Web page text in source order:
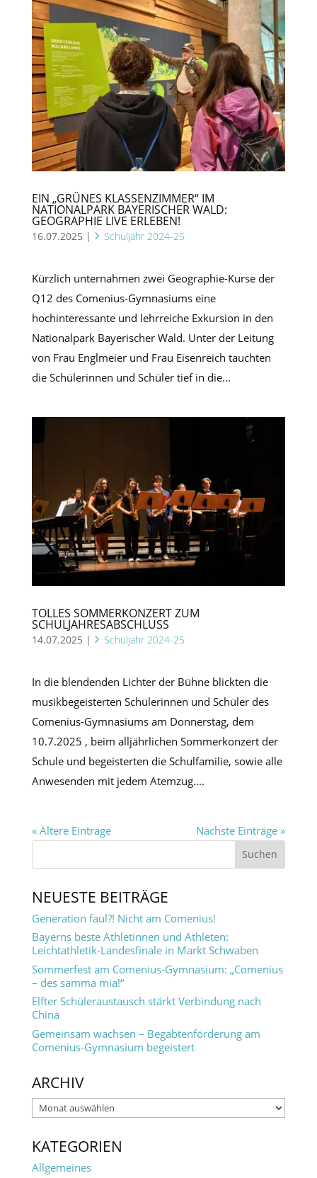
EIN „GRÜNES KLASSENZIMMER“ IM
NATIONALPARK BAYERISCHER WALD:
GEOGRAPHIE LIVE ERLEBEN!
16.07.2025 | Schuljahr 2024-25
Kürzlich unternahmen zwei Geographie-Kurse der
Q12 des Comenius-Gymnasiums eine
hochinteressante und lehrreiche Exkursion in den
Nationalpark Bayerischer Wald. Unter der Leitung
von Frau Englmeier und Frau Eisenreich tauchten
die Schülerinnen und Schüler tief in die...
TOLLES SOMMERKONZERT ZUM
SCHULJAHRESABSCHLUSS
14.07.2025 | Schuljahr 2024-25
In die blendenden Lichter der Bühne blickten die
musikbegeisterten Schülerinnen und Schüler des
Comenius-Gymnasiums am Donnerstag, dem
10.7.2025 , beim alljährlichen Sommerkonzert der
Schule und begeisterten die Schulfamilie, sowie alle
Anwesenden mit jedem Atemzug....
« Ältere Einträge Nächste Einträge »
NEUESTE BEITRÄGE
Generation faul?! Nicht am Comenius!
Bayerns beste Athletinnen und Athleten:
Leichtathletik-Landesfinale in Markt Schwaben
Sommerfest am Comenius-Gymnasium: „Comenius
– des samma mia!“
Elfter Schüleraustausch stärkt Verbindung nach
China
Gemeinsam wachsen – Begabtenförderung am
Comenius-Gymnasium begeistert
ARCHIV
Archiv
KATEGORIEN
Allgemeines